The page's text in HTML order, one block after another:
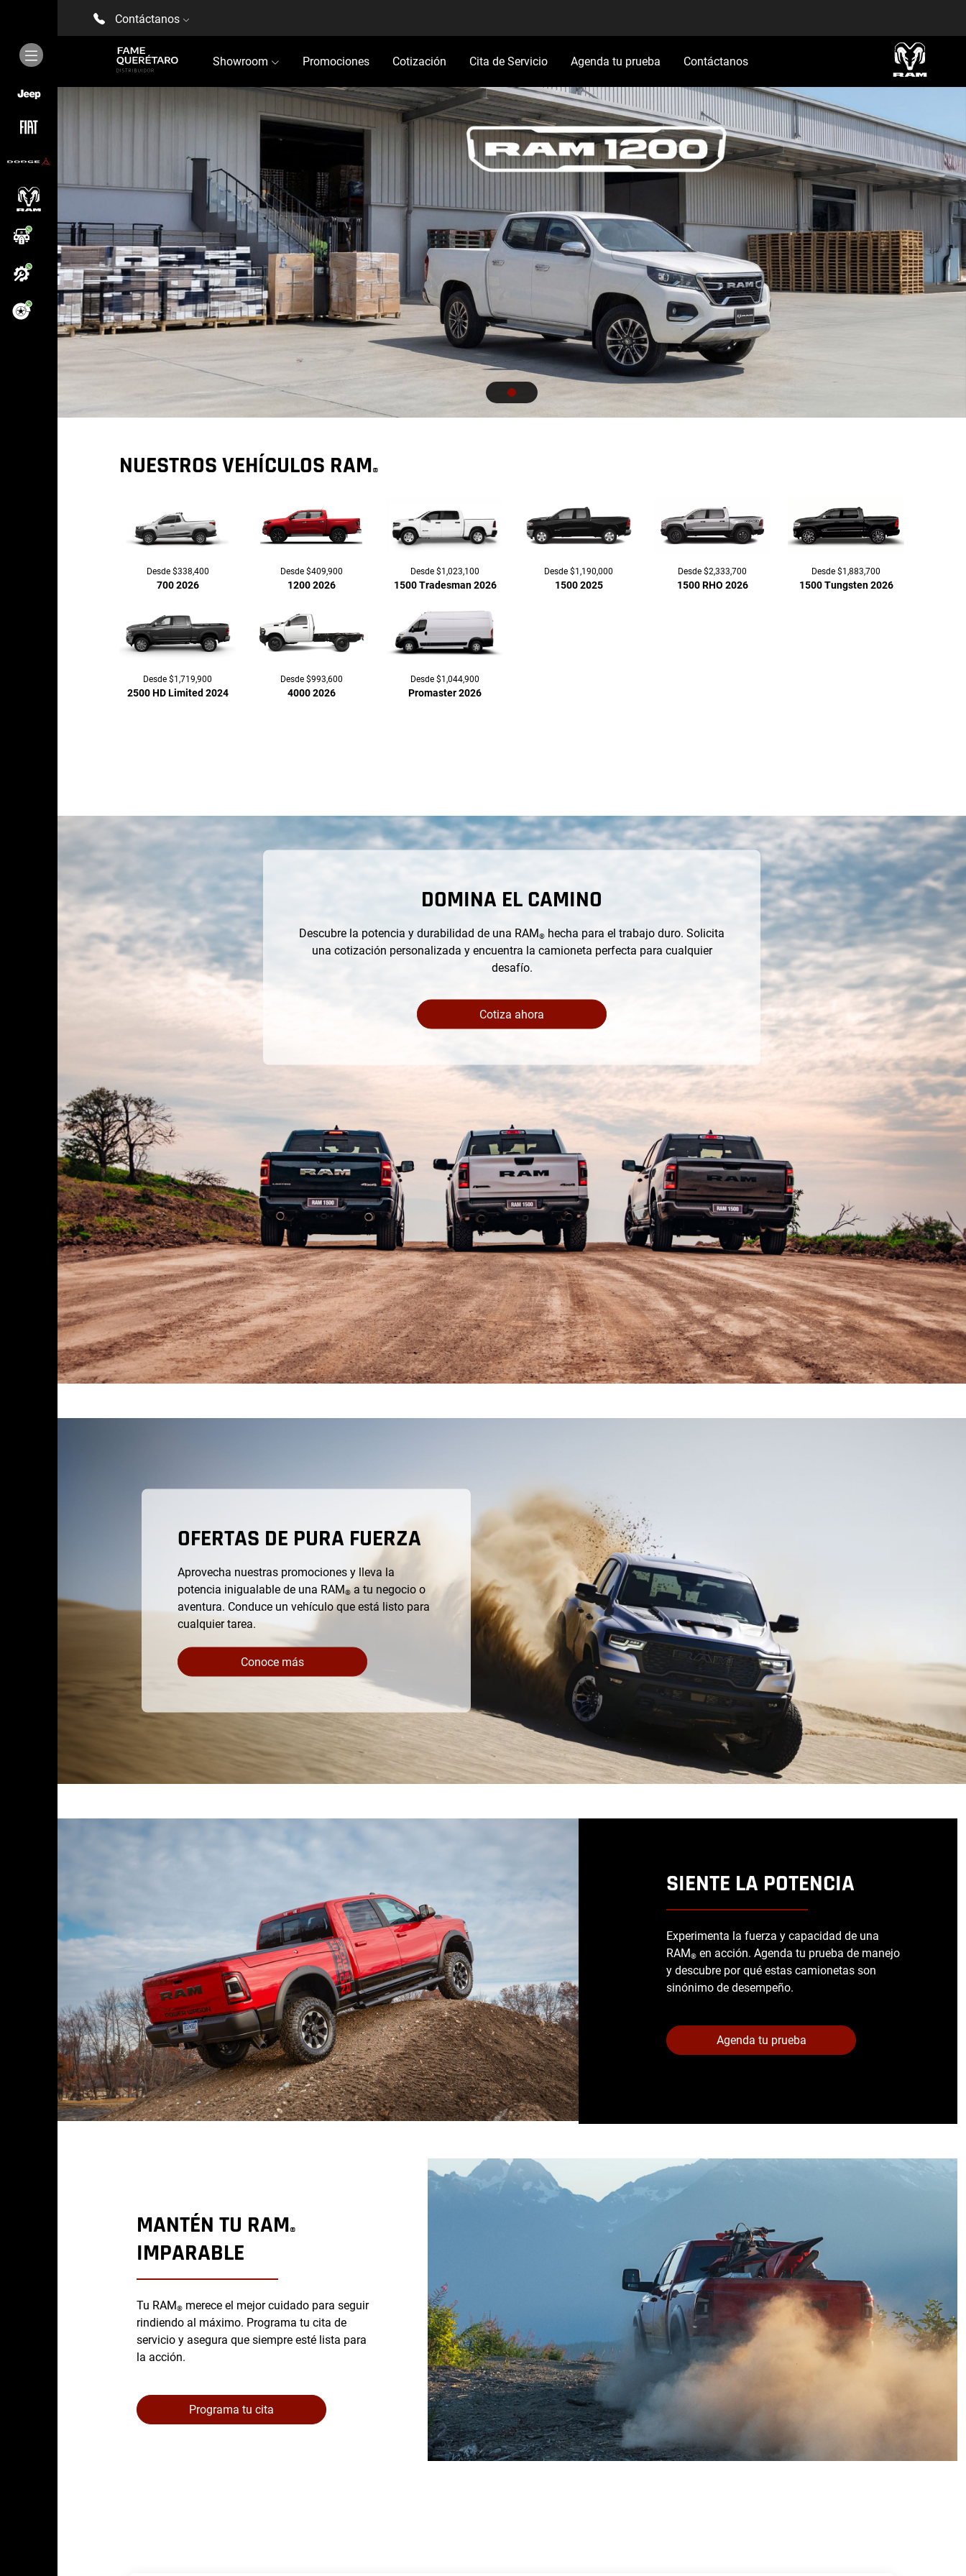
Contáctanos
Showroom Promociones Cotización Cita de Servicio Agenda tu prueba Contáctanos
NUESTROS VEHÍCULOS RAM®
Desde $338,400
700 2026
Desde $409,900
1200 2026
Desde $1,023,100
1500 Tradesman 2026
Desde $1,190,000
1500 2025
Desde $2,333,700
1500 RHO 2026
Desde $1,883,700
1500 Tungsten 2026
Desde $1,719,900
2500 HD Limited 2024
Desde $993,600
4000 2026
Desde $1,044,900
Promaster 2026
DOMINA EL CAMINO
Descubre la potencia y durabilidad de una RAM® hecha para el trabajo duro. Solicita
una cotización personalizada y encuentra la camioneta perfecta para cualquier
desafío.
Cotiza ahora
OFERTAS DE PURA FUERZA
Aprovecha nuestras promociones y lleva la
potencia inigualable de una RAM®a tu negocio o
aventura. Conduce un vehículo que está listo para
cualquier tarea.
Conoce más
SIENTE LA POTENCIA
Experimenta la fuerza y capacidad de una
RAM® en acción. Agenda tu prueba de manejo
y descubre por qué estas camionetas son
sinónimo de desempeño.
Agenda tu prueba
MANTÉN TU RAM®
IMPARABLE
Tu RAM® merece el mejor cuidado para seguir
rindiendo al máximo. Programa tu cita de
servicio y asegura que siempre esté lista para
la acción.
Programa tu cita